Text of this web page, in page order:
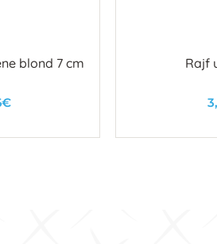
blond 7 cm Rajf
U